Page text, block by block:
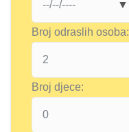
Broj odraslih osoba:
Broj djece: